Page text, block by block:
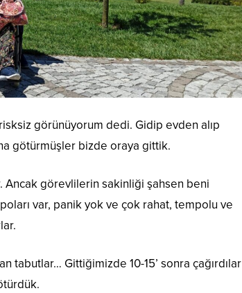
görünüyorum dedi. Gidip evden alıp
götürmüşler bizde oraya gittik.
Ancak görevlilerin sakinliği şahsen beni
var, panik yok ve çok rahat, tempolu ve
tabutlar… Gittiğimizde 10-15’ sonra çağırdılar